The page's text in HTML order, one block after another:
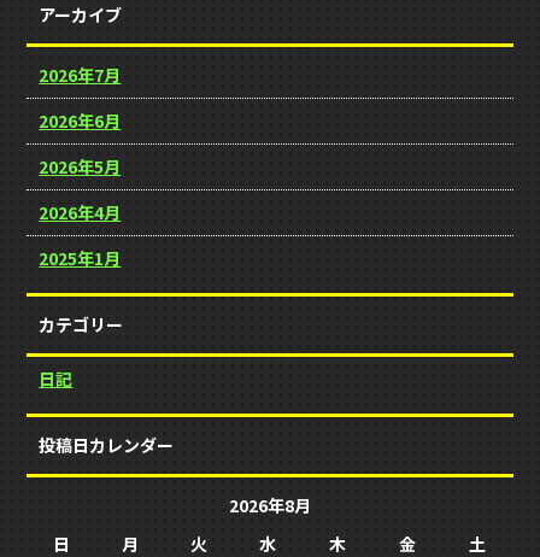
アーカイブ
2026年7月
2026年6月
2026年5月
2026年4月
2025年1月
カテゴリー
日記
投稿日カレンダー
2026年8月
日
月 火 水 木 金 土